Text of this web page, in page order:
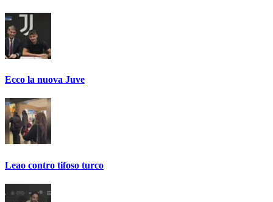
Ecco la nuova Juve
Leao contro tifoso turco